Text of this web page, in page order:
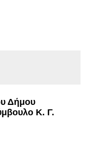
Δήμου
Κ. Γ.